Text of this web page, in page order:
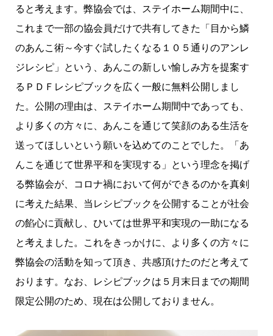
ると考えます。弊協会では、ステイホーム期間中に、
これまで一部の協会員だけで共有してきた「目から鱗
のあんこ術～今すぐ試したくなる１０５通りのアンレ
ジレシピ」という、あんこの新しい愉しみ方を提案す
るＰＤＦレシピブックを広く一般に無料公開しまし
た。公開の理由は、ステイホーム期間中であっても、
より多くの方々に、あんこを通じて笑顔のある生活を
送ってほしいという願いを込めてのことでした。「あ
んこを通じて世界平和を実現する」という理念を掲げ
る弊協会が、コロナ禍において何ができるのかを真剣
に考えた結果、当レシピブックを公開することが社会
の餡心に貢献し、ひいては世界平和実現の一助になる
と考えました。これをきっかけに、より多くの方々に
弊協会の活動を知って頂き、共感頂けたのだと考えて
おります。なお、レシピブックは５月末日までの期間
限定公開のため、現在は公開しておりません。